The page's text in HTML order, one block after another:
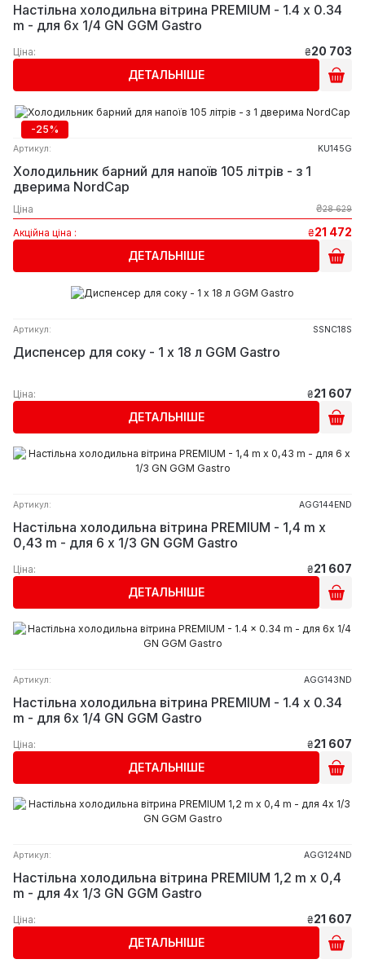
Настільна холодильна вітрина PREMIUM - 1.4 x 0.34
m - для 6x 1/4 GN GGM Gastro
Ціна: ₴20 703
ДЕТАЛЬНІШЕ
-25%
Артикул: KU145G
Холодильник барний для напоїв 105 літрів - з 1
дверима NordCap
Ціна ₴28 629
Акційна ціна : ₴21 472
ДЕТАЛЬНІШЕ
Артикул: SSNC18S
Диспенсер для соку - 1 х 18 л GGM Gastro
Ціна: ₴21 607
ДЕТАЛЬНІШЕ
Артикул: AGG144END
Настільна холодильна вітрина PREMIUM - 1,4 m x
0,43 m - для 6 x 1/3 GN GGM Gastro
Ціна: ₴21 607
ДЕТАЛЬНІШЕ
Артикул: AGG143ND
Настільна холодильна вітрина PREMIUM - 1.4 x 0.34
m - для 6x 1/4 GN GGM Gastro
Ціна: ₴21 607
ДЕТАЛЬНІШЕ
Артикул: AGG124ND
Настільна холодильна вітрина PREMIUM 1,2 m x 0,4
m - для 4x 1/3 GN GGM Gastro
Ціна: ₴21 607
ДЕТАЛЬНІШЕ